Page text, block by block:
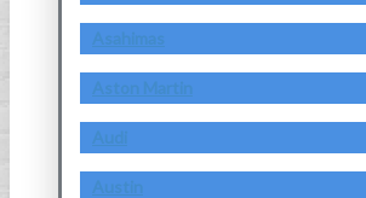
Asahimas
Aston Martin
Audi
Austin